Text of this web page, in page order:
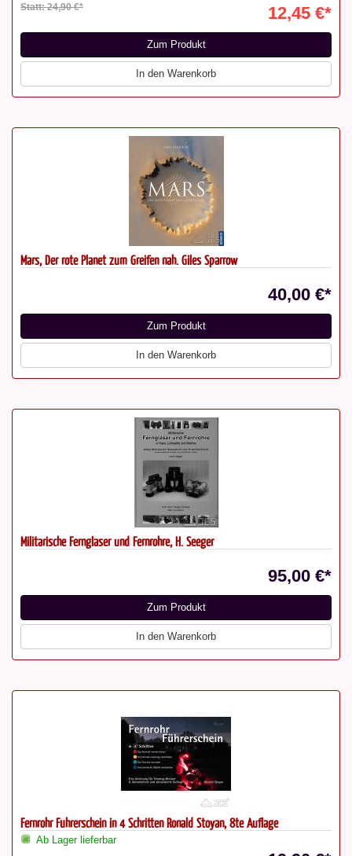
Statt: 24,90 €* 12,45 €*
Zum Produkt
In den Warenkorb
Mars, Der rote Planet zum Greifen nah. Giles Sparrow
40,00 €*
Zum Produkt
In den Warenkorb
Militärische Ferngläser und Fernrohre, H. Seeger
95,00 €*
Zum Produkt
In den Warenkorb
Fernrohr Führerschein in 4 Schritten Ronald Stoyan, 8te Auflage
Ab Lager lieferbar